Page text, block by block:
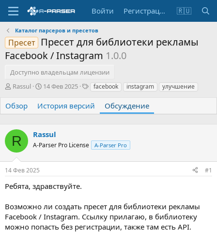
Войти Регистрация 🇷🇺
Каталог парсеров и пресетов
Пресет
Пресет для библиотеки рекламы
Facebook / Instagram 1.0.0
Доступно владельцам лицензии
А
т
о
т
е
м
Rassul
Д
т
а
ч
а
а
14 Фев 2025
Т
г
и
facebook instagram улучшение
Обзор История версий Обсуждение
R Rassul
A-Parser Pro License A-Parser Pro
14 Фев 2025 #1
Ребята, здравствуйте.
Возможно ли создать пресет для библиотеки рекламы
Facebook / Instagram. Ссылку прилагаю, в библиотеку
можно попасть без регистрации, также там есть API.